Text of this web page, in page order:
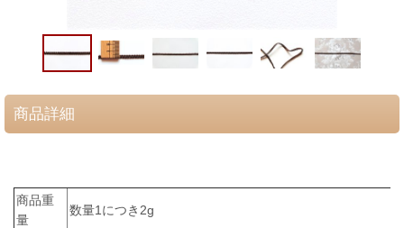
商品詳細
商品重
量
数量1につき2g